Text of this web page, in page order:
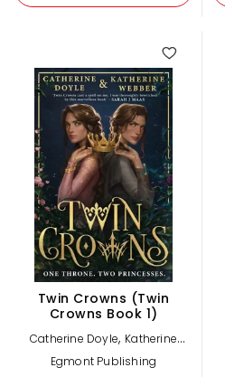
Twin Crowns (Twin
Crowns Book 1)
Catherine Doyle, Katherine
Webber
Egmont Publishing